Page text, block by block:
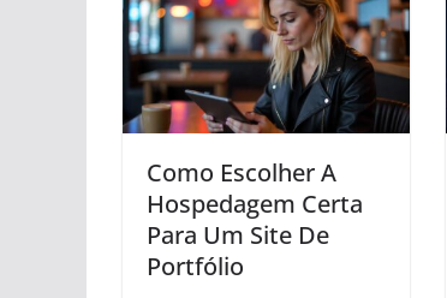
Como Escolher A
Hospedagem Certa
Para Um Site De
Portfólio